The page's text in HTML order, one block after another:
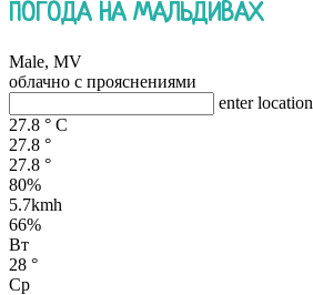
ПОГОДА НА МАЛЬДИВАХ
Male, MV
облачно с прояснениями
enter location
27.8 ° C
27.8 °
27.8 °
80%
5.7kmh
66%
Вт
28 °
Ср